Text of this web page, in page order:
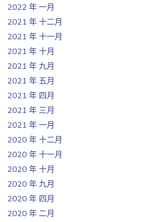
2022 年 一月
2021 年 十二月
2021 年 十一月
2021 年 十月
2021 年 九月
2021 年 五月
2021 年 四月
2021 年 三月
2021 年 一月
2020 年 十二月
2020 年 十一月
2020 年 十月
2020 年 九月
2020 年 四月
2020 年 二月